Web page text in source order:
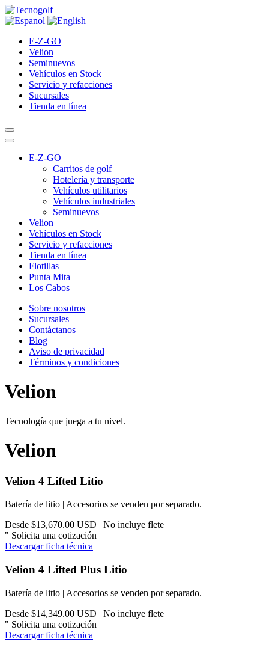
E-Z-GO
Velion
Seminuevos
Vehículos en Stock
Servicio y refacciones
Sucursales
Tienda en línea
E-Z-GO
Carritos de golf
Hotelería y transporte
Vehículos utilitarios
Vehículos industriales
Seminuevos
Velion
Vehículos en Stock
Servicio y refacciones
Tienda en línea
Flotillas
Punta Mita
Los Cabos
Sobre nosotros
Sucursales
Contáctanos
Blog
Aviso de privacidad
Términos y condiciones
Velion
Tecnología que juega a tu nivel.
Velion
Velion 4 Lifted Litio
Batería de litio | Accesorios se venden por separado.
Desde $13,670.00 USD | No incluye flete
" Solicita una cotización
Descargar ficha técnica
Velion 4 Lifted Plus Litio
Batería de litio | Accesorios se venden por separado.
Desde $14,349.00 USD | No incluye flete
" Solicita una cotización
Descargar ficha técnica